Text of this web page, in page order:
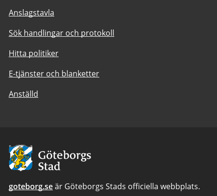
Anslagstavla
Sök handlingar och protokoll
Hitta politiker
E-tjänster och blanketter
Anställd
Avsändare:
Göteborgs
Stad
goteborg.seär Göteborgs Stads officiella webbplats.